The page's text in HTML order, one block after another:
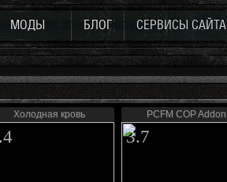
МОДЫ БЛОГ СЕРВИСЫ САЙТА
Холодная кровь PCFM COP Addon
3.7